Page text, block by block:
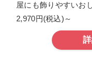
屋にも飾りやすいお
2,970円(税込)～